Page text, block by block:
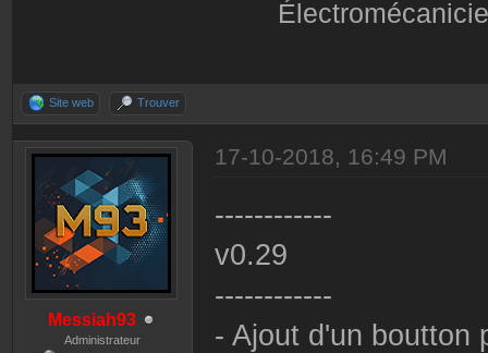
Site web Trouver
Messiah93
Administrateur
17-10-2018, 16:49 PM
------------
v0.29
------------
- Ajout d'un boutton